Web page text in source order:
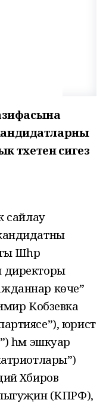
тәхетенә сигез
сайлау
Шәһәр
директоры
көче”
Кобзевка
юрист
һәм эшкуар
Хәбиров
(КПРФ),